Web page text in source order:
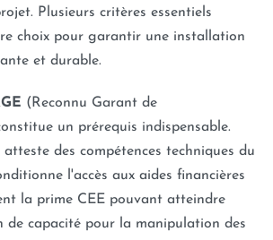
Plusieurs critères essentiels
choix pour garantir une installation
et durable.
(Reconnu Garant de
un prérequis indispensable.
des compétences techniques du
l'accès aux aides financières
la prime CEE pouvant atteindre
de capacité pour la manipulation des